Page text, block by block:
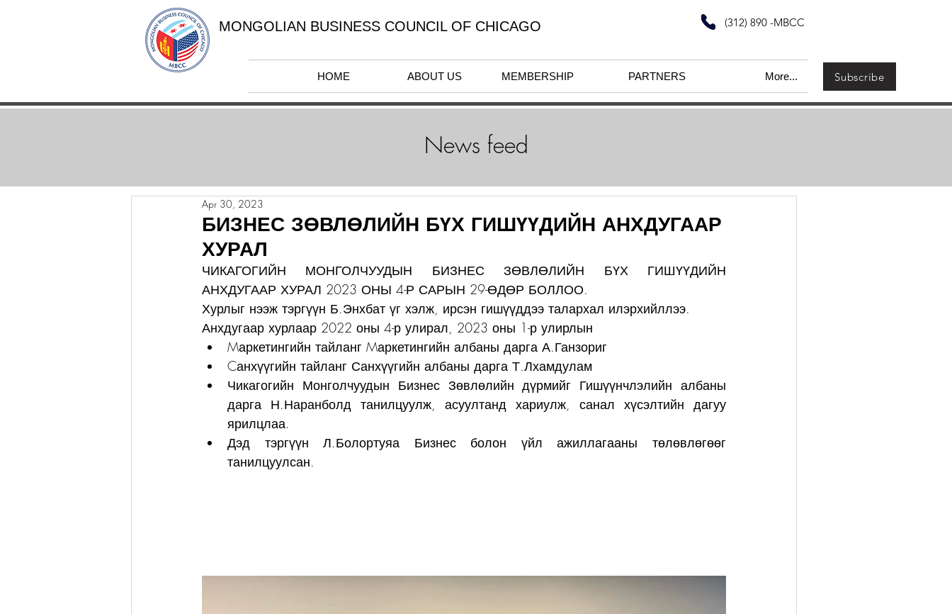
HOME ABOUT US MEMBERSHIP PARTNERS More...
MONGOLIAN BUSINESS COUNCIL OF CHICAGO (312) 890 -MBCC
Subscribe
БИЗНЕС ЗӨВЛӨЛИЙН БҮХ ГИШҮҮДИЙН АНХДУГААР
ХУРАЛ
Apr 30, 2023
ЧИКАГОГИЙН МОНГОЛЧУУДЫН БИЗНЕС ЗӨВЛӨЛИЙН БҮХ ГИШҮҮДИЙН
АНХДУГААР ХУРАЛ 2023 ОНЫ 4-Р САРЫН 29-ӨДӨР БОЛЛОО.
Хурлыг нээж тэргүүн Б.Энхбат үг хэлж, ирсэн гишүүддээ талархал илэрхийллээ.
Анхдугаар хурлаар 2022 оны 4-р улирал, 2023 оны 1-р улирлын
Mаркетингийн тайланг Mаркетингийн албаны дарга А.Ганзориг
Cанхүүгийн тайланг Санхүүгийн албаны дарга Т.Лхамдулам
Чикагогийн Монголчуудын Бизнес Зөвлөлийн дүрмийг Гишүүнчлэлийн албаны
дарга Н.Наранболд танилцуулж, асуултанд хариулж, санал хүсэлтийн дагуу
ярилцлаа.
Дэд тэргүүн Л.Болортуяа Бизнес болон үйл ажиллагааны төлөвлөгөөг
танилцуулсан.
News feed